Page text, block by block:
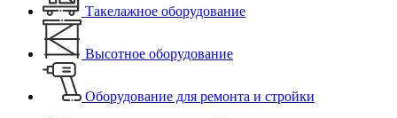
Такелажное оборудование
Высотное оборудование
Оборудование для ремонта и стройки